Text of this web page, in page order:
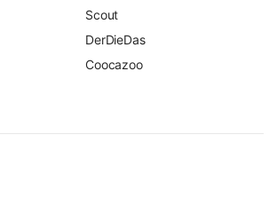
Scout
DerDieDas
Coocazoo